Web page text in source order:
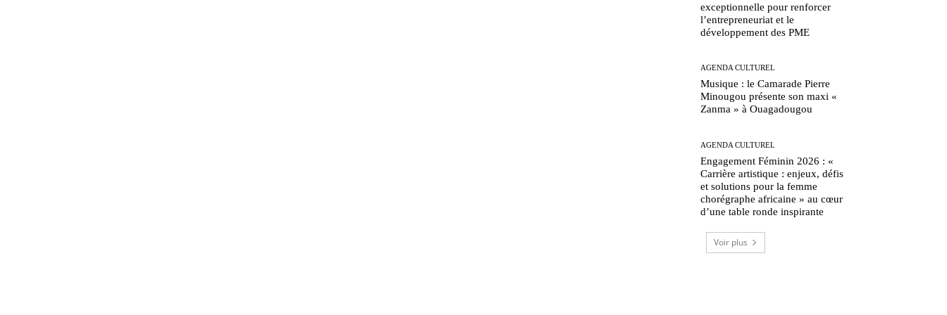
exceptionnelle pour renforcer
l’entrepreneuriat et le
développement des PME
AGENDA CULTUREL
Musique : le Camarade Pierre
Minougou présente son maxi «
Zanma » à Ouagadougou
AGENDA CULTUREL
Engagement Féminin 2026 : «
Carrière artistique : enjeux, défis
et solutions pour la femme
chorégraphe africaine » au cœur
d’une table ronde inspirante
Voir plus